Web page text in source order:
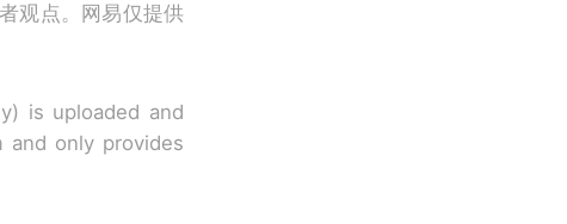
观点。网易仅提供
is uploaded and
and only provides